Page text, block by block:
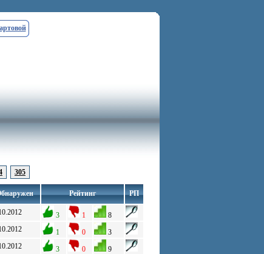
305
Рейтинг РП
3 1
8
1 0
3
3 0
9